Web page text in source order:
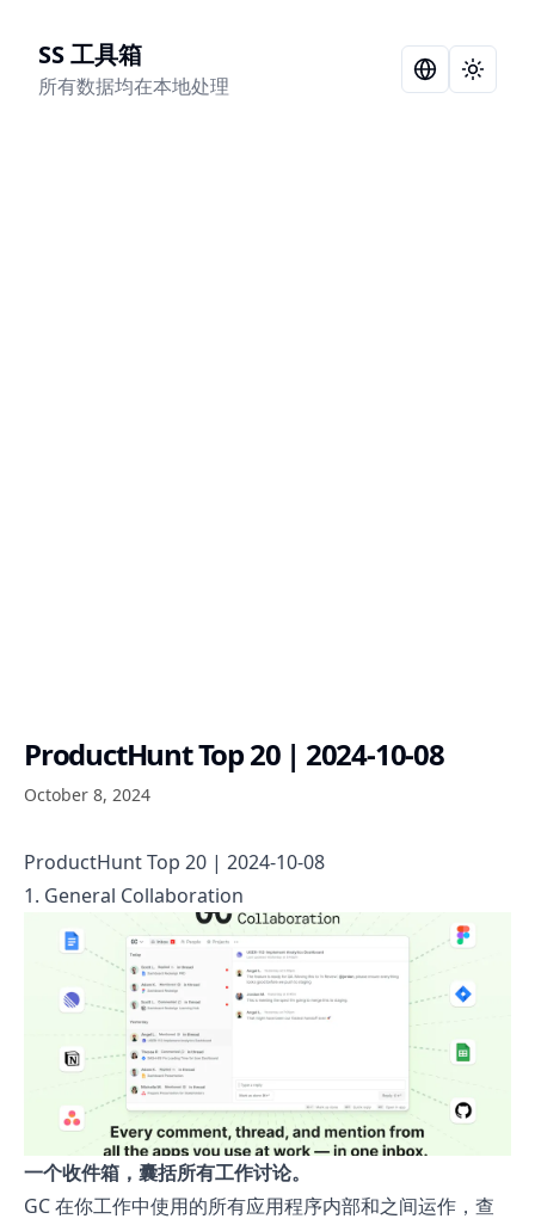
SS 工具箱
所有数据均在本地处理 Language
Toggle
ProductHunt Top 20 | 2024-10-08
October 8, 2024
ProductHunt Top 20 | 2024-10-08
1. General Collaboration
一个收件箱，囊括所有工作讨论。
GC 在你工作中使用的所有应用程序内部和之间运作，查